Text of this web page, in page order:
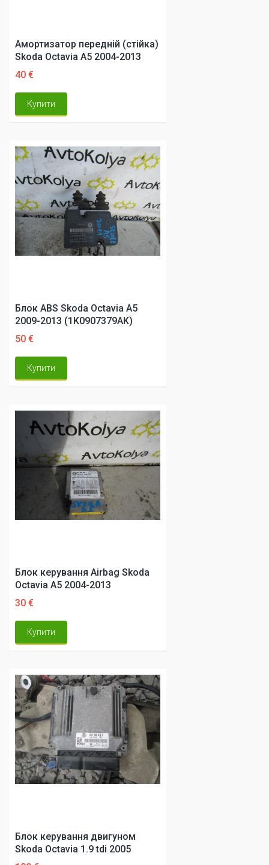
Амортизатор передній (стійка)
Skoda Octavia A5 2004-2013
40 €
Купити
Блок ABS Skoda Octavia A5
2009-2013 (1K0907379AK)
50 €
Купити
Блок керування Airbag Skoda
Octavia A5 2004-2013
30 €
Купити
Блок керування двигуном
Skoda Octavia 1.9 tdi 2005